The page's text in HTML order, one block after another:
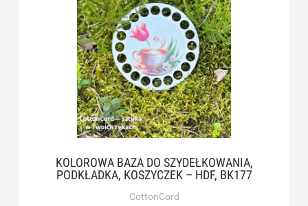
KOLOROWA BAZA DO SZYDEŁKOWANIA,
PODKŁADKA, KOSZYCZEK – HDF, BK177
CottonCord